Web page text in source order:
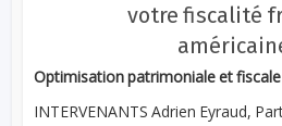
votre fiscalité
Optimisation patrimoniale et fiscale
INTERVENANTS Adrien Eyraud,